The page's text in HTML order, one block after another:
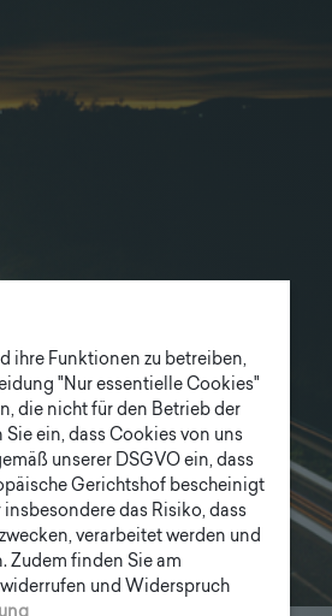
ihre Funktionen zu betreiben,
"Nur essentielle Cookies"
die nicht für den Betrieb der
ein, dass Cookies von uns
unserer DSGVO ein, dass
Gerichtshof bescheinigt
das Risiko, dass
verarbeitet werden und
Zudem finden Sie am
und Widerspruch